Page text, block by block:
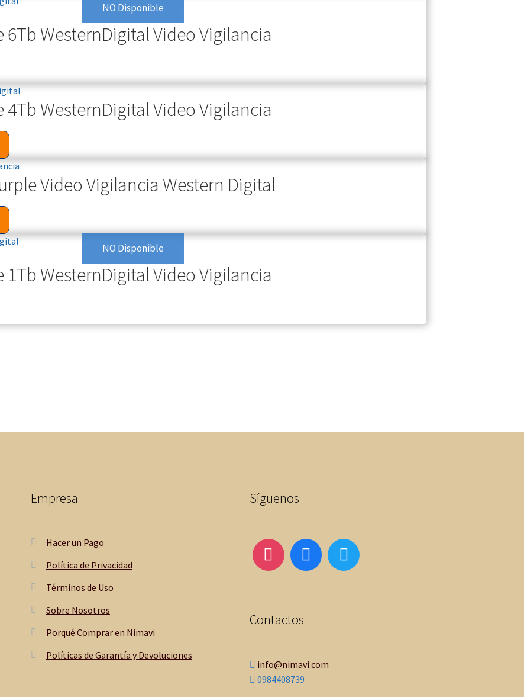
NO Disponible
6Tb WesternDigital Video Vigilancia
4Tb WesternDigital Video Vigilancia
Video Vigilancia Western Digital
NO Disponible
1Tb WesternDigital Video Vigilancia
Empresa
Hacer un Pago
Política de Privacidad
Términos de Uso
Sobre Nosotros
Porqué Comprar en Nimavi
Políticas de Garantía y Devoluciones
Síguenos
Contactos
info@nimavi.com
0984408739